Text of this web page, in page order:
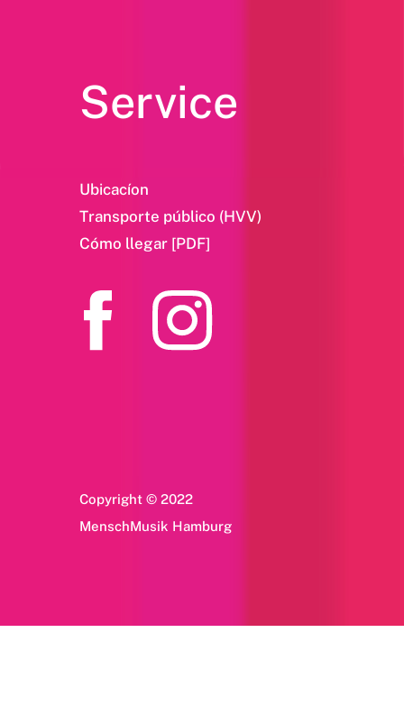
Service
Ubicacíon
Transporte público (HVV)
Cómo llegar [PDF]
Copyright © 2022
MenschMusik Hamburg